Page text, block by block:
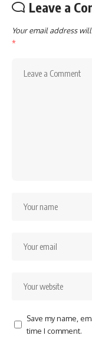
Leave a
Your email address
*
Save my name,
time I comment.